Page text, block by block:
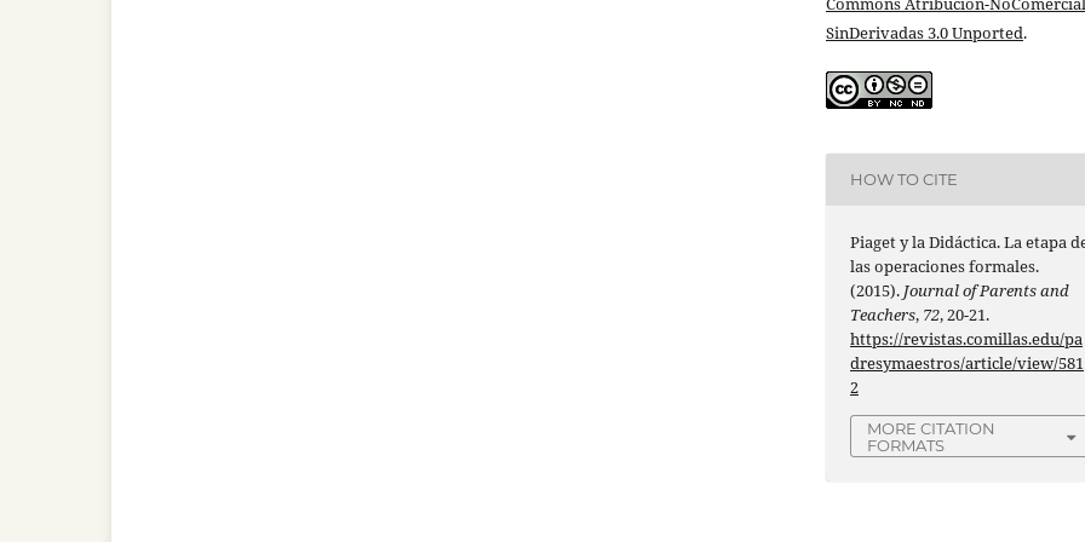
SinDerivadas 3.0 Unported.
HOW TO CITE
Piaget y la Didáctica. La etapa
las operaciones formales.
(2015). Journal of Parents and
Teachers, 72, 20-21.
https://revistas.comillas.edu/pa
dresymaestros/article/view/581
2
MORE CITATION
FORMATS